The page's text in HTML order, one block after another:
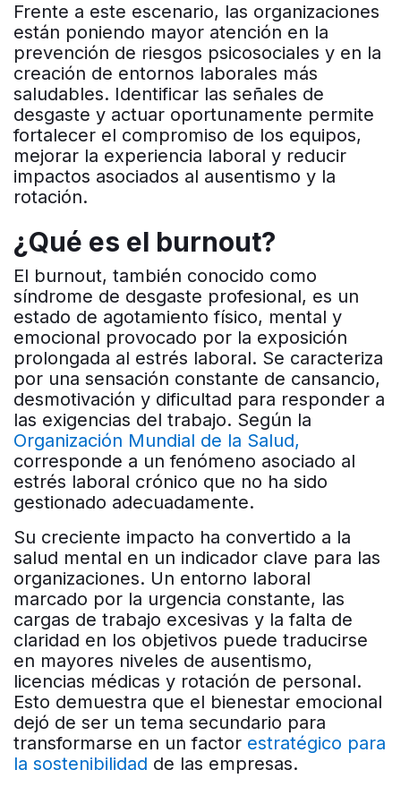
Frente a este escenario, las organizaciones
están poniendo mayor atención en la
prevención de riesgos psicosociales y en la
creación de entornos laborales más
saludables. Identificar las señales de
desgaste y actuar oportunamente permite
fortalecer el compromiso de los equipos,
mejorar la experiencia laboral y reducir
impactos asociados al ausentismo y la
rotación.
¿Qué es el burnout?
El burnout, también conocido como
síndrome de desgaste profesional, es un
estado de agotamiento físico, mental y
emocional provocado por la exposición
prolongada al estrés laboral. Se caracteriza
por una sensación constante de cansancio,
desmotivación y dificultad para responder a
las exigencias del trabajo. Según la
Organización Mundial de la Salud,
corresponde a un fenómeno asociado al
estrés laboral crónico que no ha sido
gestionado adecuadamente.
Su creciente impacto ha convertido a la
salud mental en un indicador clave para las
organizaciones. Un entorno laboral
marcado por la urgencia constante, las
cargas de trabajo excesivas y la falta de
claridad en los objetivos puede traducirse
en mayores niveles de ausentismo,
licencias médicas y rotación de personal.
Esto demuestra que el bienestar emocional
dejó de ser un tema secundario para
transformarse en un factor estratégico para
la sostenibilidad de las empresas.